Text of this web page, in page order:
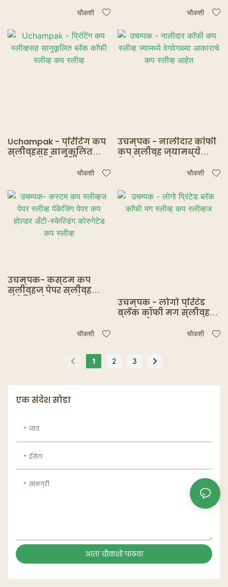
चौकशी चौकशी
Uchampak - प्रिंटिंग कप
स्लीव्हसह सानुकूलित
चौकशी
उचम्पक - नालीदार कॉफी
कप स्लीव्ह ज्यामध्ये
चौकशी
उचम्पक- कस्टम कप
स्लीव्हज पेपर स्लीव्ह
चौकशी
उचम्पक - लोगो प्रिंटेड
ब्लॅक कॉफी मग स्लीव्ह
चौकशी
1 2 3
एक संदेश सोडा
नाव
ईमेल
सामग्री
आता चौकशी पाठवा